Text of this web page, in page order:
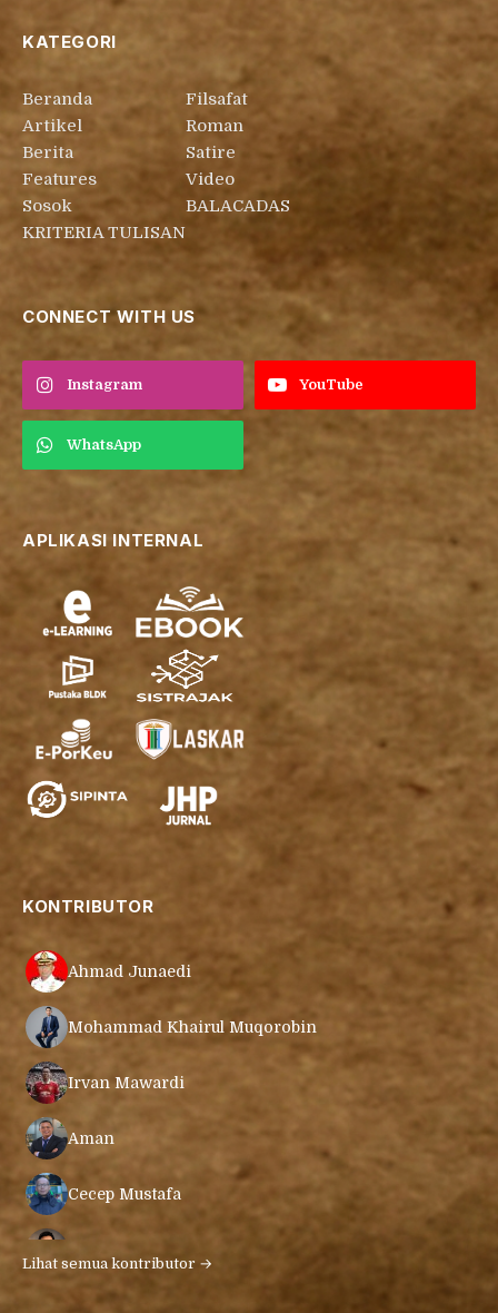
KATEGORI
Beranda
Artikel
Berita
Features
Sosok
KRITERIA TULISAN
Filsafat
Roman
Satire
Video
BALACADAS
CONNECT WITH US
Instagram YouTube
WhatsApp
APLIKASI INTERNAL
KONTRIBUTOR
Ahmad Junaedi
Mohammad Khairul Muqorobin
Irvan Mawardi
Aman
Cecep Mustafa
Ari Gunawan
Lihat semua kontributor →